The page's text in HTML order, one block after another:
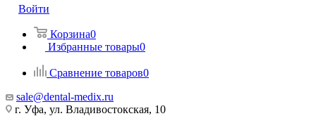
Войти
Корзина0
Избранные товары0
Сравнение товаров0
sale@dental-medix.ru
г. Уфа, ул. Владивостокская, 10